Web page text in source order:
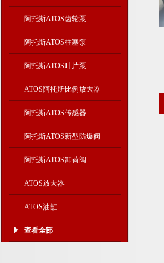
阿托斯ATOS齿轮泵
阿托斯ATOS柱塞泵
阿托斯ATOS叶片泵
ATOS阿托斯比例放大器
阿托斯ATOS传感器
阿托斯ATOS新型防爆阀
阿托斯ATOS卸荷阀
ATOS放大器
ATOS油缸
查看全部